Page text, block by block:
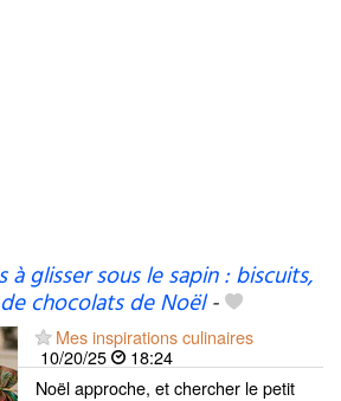
à glisser sous le sapin : biscuits,
chocolats de Noël-
Mes inspirations culinaires
10/20/25
18:24
Noël approche, et chercher le petit